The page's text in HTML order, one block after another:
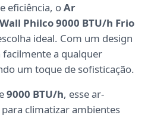
eficiência, oAr
Philco 9000 BTU/h Frio
ideal. Com um design
a qualquer
um toque de sofisticação.
9000 BTU/h, esse ar-
climatizar ambientes